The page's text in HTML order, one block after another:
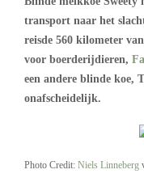
transport naar het
reisde 560 kilometer
voor boerderijdieren,
een andere blinde koe,
onafscheidelijk.
Photo Credit: Niels Linneberg